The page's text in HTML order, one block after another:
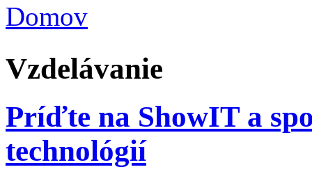
Nachádzate sa tu
Domov
Vzdelávanie
Príďte na ShowIT a
technológií